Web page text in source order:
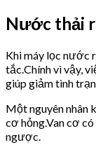
Nước thải
Khi máy lọc nước
tắc.Chính vì vậy,
giúp giảm tình
Một nguyên nhân
cơ hỏng.Van cơ
ngược.